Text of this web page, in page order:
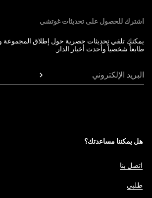
اشترك للحصول على تحديثات غوتشي
يمكنك تلقي تحديثات حصرية حول إطلاق المجموعة
طابعاً شخصياً وأحدث أخبار الدار.
البريد الإلكتروني
هل يمكننا مساعدتك؟
اتصل بنا
طلبي